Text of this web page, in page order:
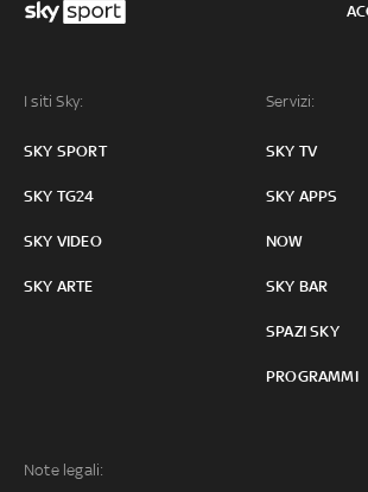
I siti Sky:
SKY SPORT
SKY TG24
SKY VIDEO
SKY ARTE
Servizi:
SKY TV
SKY APPS
NOW
SKY BAR
SPAZI SKY
PROGRAMMI
Note legali: